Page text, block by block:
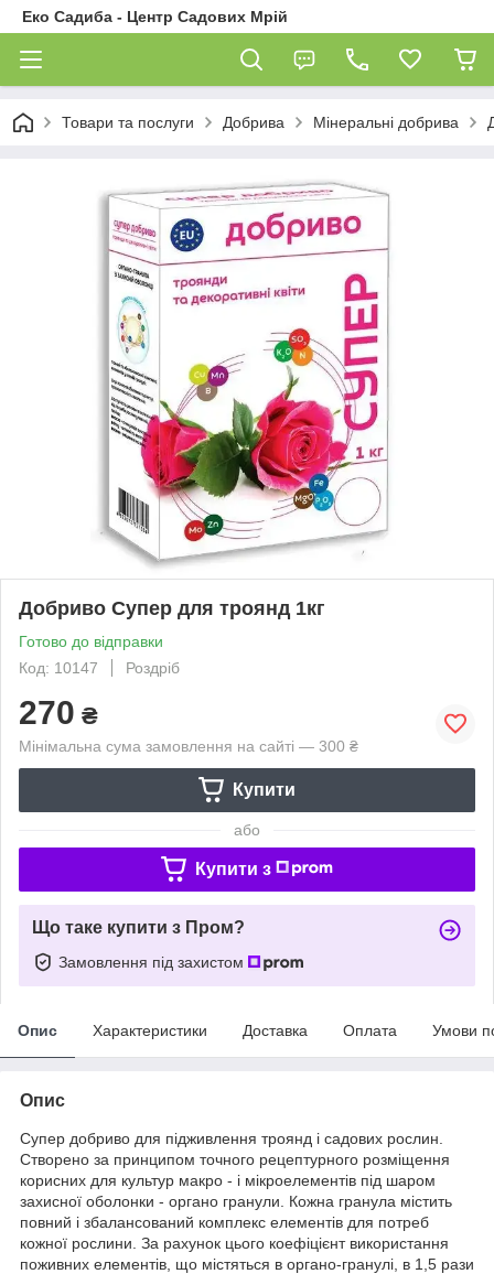
Еко Садиба - Центр Садових Мрій
Товари та послуги Добрива Мінеральні добрива
Добриво Супер для троянд 1кг
Готово до відправки
Код: 10147
Роздріб
270 ₴
Мінімальна сума замовлення на сайті — 300 ₴
Купити
або
Купити з
Що таке купити з Пром?
Замовлення під захистом
Опис Характеристики Доставка Оплата Умови
Опис
Супер добриво для підживлення троянд і садових рослин.
Створено за принципом точного рецептурного розміщення
корисних для культур макро - і мікроелементів під шаром
захисної оболонки - органо гранули. Кожна гранула містить
повний і збалансований комплекс елементів для потреб
кожної рослини. За рахунок цього коефіцієнт використання
поживних елементів, що містяться в органо-гранулі, в 1,5 рази